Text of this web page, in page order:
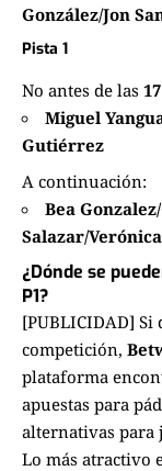
González/Jon
Pista 1
No antes de las
Miguel
Gutiérrez
A continuación:
Bea
Salazar/
¿Dónde se
P1?
[PUBLICIDAD]
competición,
plataforma
apuestas para
alternativas para
Lo más atractivo